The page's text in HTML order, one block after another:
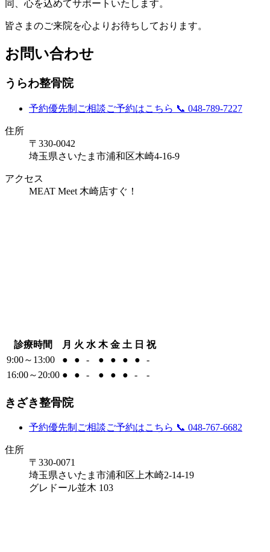
同、心を込めてサポートいたします。
皆さまのご来院を心よりお待ちしております。
お問い合わせ
うらわ整骨院
予約優先制 ご相談ご予約はこちら 📞 048-789-7227
住所
〒330-0042
埼玉県さいたま市浦和区木崎4-16-9
アクセス
MEAT Meet 木崎店すぐ！
診療時間 月 火 水 木 金 土 日 祝
9:00～13:00
● ● - ● ● ● ●
-
16:00～20:00 ● ● - ● ● ● - -
きざき整骨院
予約優先制 ご相談ご予約はこちら 📞 048-767-6682
住所
〒330-0071
埼玉県さいたま市浦和区上木崎2-14-19
グレドール並木 103